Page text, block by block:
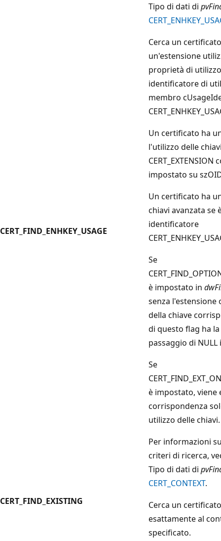
CERT_FIND_ENHKEY_USAGE
Tipo di dati di
Cerca un
un'estensione
proprietà di
identificatore di
membro
Un certificato ha
l'utilizzo delle
CERT_EXTENSION
impostato su
Un certificato ha
chiavi avanzata se
identificatore
Se
è impostato in
senza
della chiave
di questo flag ha
passaggio di
Se
è impostato, viene
corrispondenza
utilizzo delle chiavi.
Per informazioni
criteri di ricerca,
CERT_FIND_EXISTING
Tipo di dati di
CERT_CONTEXT.
Cerca un
esattamente al
specificato.